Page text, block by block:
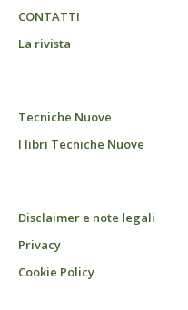
CONTATTI
La rivista
Tecniche Nuove
I libri Tecniche Nuove
Disclaimer e note legali
Privacy
Cookie Policy